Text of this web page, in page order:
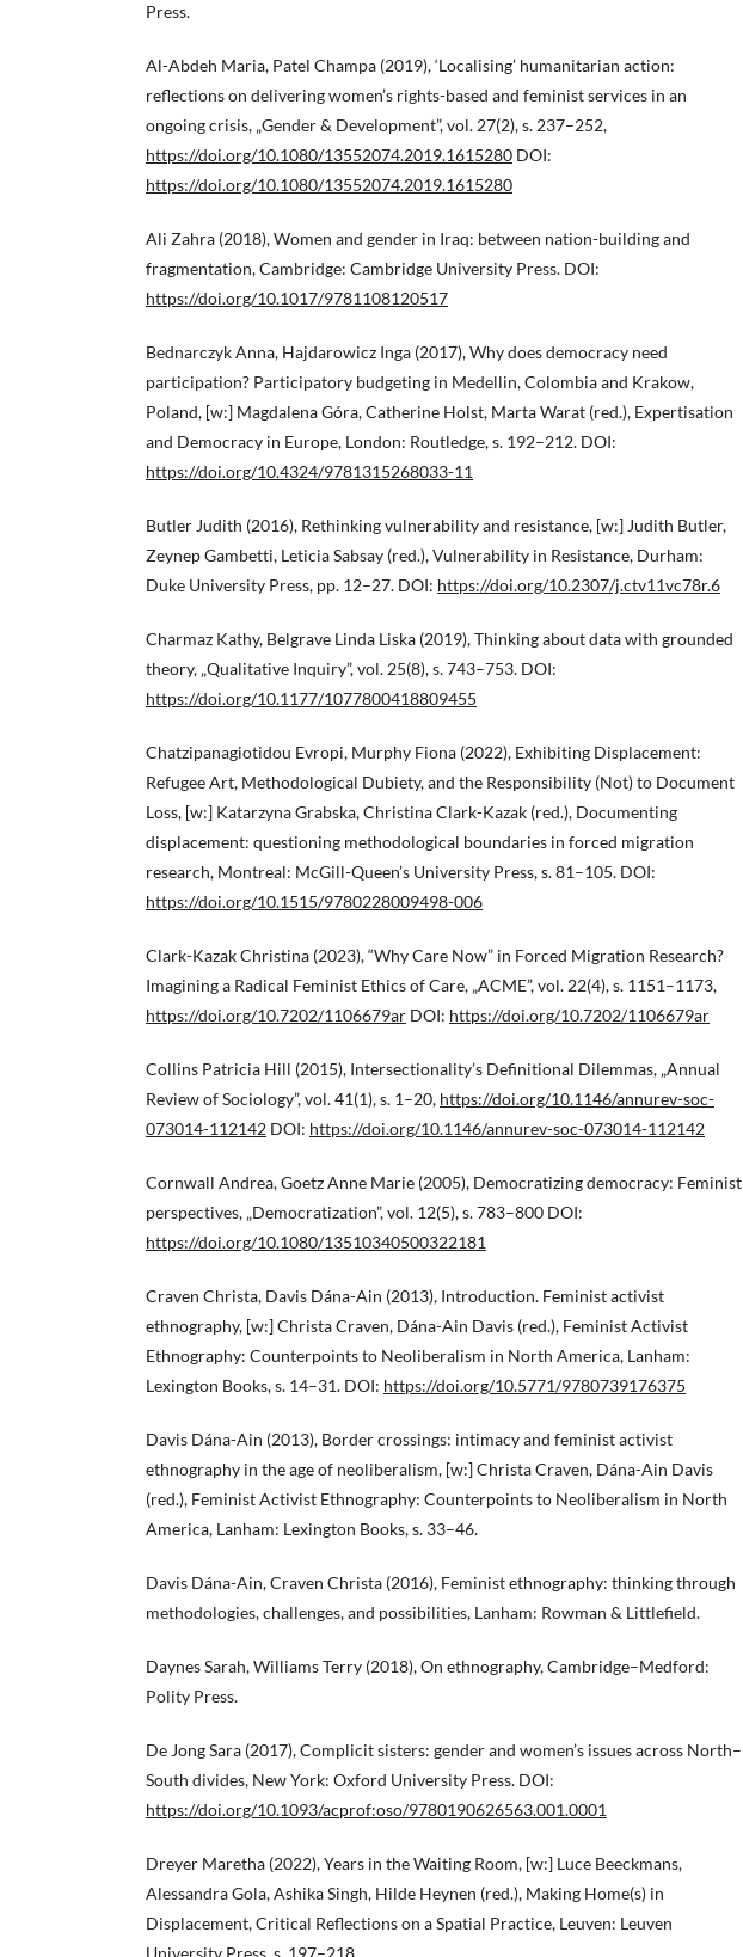
Press.
Al-Abdeh Maria, Patel Champa (2019), ‘Localising’ humanitarian action:
reflections on delivering women’s rights-based and feminist services in an
ongoing crisis, „Gender & Development”, vol. 27(2), s. 237–252,
https://doi.org/10.1080/13552074.2019.1615280 DOI:
https://doi.org/10.1080/13552074.2019.1615280
Ali Zahra (2018), Women and gender in Iraq: between nation-building and
fragmentation, Cambridge: Cambridge University Press. DOI:
https://doi.org/10.1017/9781108120517
Bednarczyk Anna, Hajdarowicz Inga (2017), Why does democracy need
participation? Participatory budgeting in Medellin, Colombia and Krakow,
Poland, [w:] Magdalena Góra, Catherine Holst, Marta Warat (red.), Expertisation
and Democracy in Europe, London: Routledge, s. 192–212. DOI:
https://doi.org/10.4324/9781315268033-11
Butler Judith (2016), Rethinking vulnerability and resistance, [w:] Judith Butler,
Zeynep Gambetti, Leticia Sabsay (red.), Vulnerability in Resistance, Durham:
Duke University Press, pp. 12–27. DOI: https://doi.org/10.2307/j.ctv11vc78r.6
Charmaz Kathy, Belgrave Linda Liska (2019), Thinking about data with grounded
theory, „Qualitative Inquiry”, vol. 25(8), s. 743–753. DOI:
https://doi.org/10.1177/1077800418809455
Chatzipanagiotidou Evropi, Murphy Fiona (2022), Exhibiting Displacement:
Refugee Art, Methodological Dubiety, and the Responsibility (Not) to Document
Loss, [w:] Katarzyna Grabska, Christina Clark-Kazak (red.), Documenting
displacement: questioning methodological boundaries in forced migration
research, Montreal: McGill-Queen’s University Press, s. 81–105. DOI:
https://doi.org/10.1515/9780228009498-006
Clark-Kazak Christina (2023), “Why Care Now” in Forced Migration Research?
Imagining a Radical Feminist Ethics of Care, „ACME”, vol. 22(4), s. 1151–1173,
https://doi.org/10.7202/1106679ar DOI: https://doi.org/10.7202/1106679ar
Collins Patricia Hill (2015), Intersectionality’s Definitional Dilemmas, „Annual
Review of Sociology”, vol. 41(1), s. 1–20, https://doi.org/10.1146/annurev-soc-
073014-112142 DOI: https://doi.org/10.1146/annurev-soc-073014-112142
Cornwall Andrea, Goetz Anne Marie (2005), Democratizing democracy: Feminist
perspectives, „Democratization”, vol. 12(5), s. 783–800 DOI:
https://doi.org/10.1080/13510340500322181
Craven Christa, Davis Dána-Ain (2013), Introduction. Feminist activist
ethnography, [w:] Christa Craven, Dána-Ain Davis (red.), Feminist Activist
Ethnography: Counterpoints to Neoliberalism in North America, Lanham:
Lexington Books, s. 14–31. DOI: https://doi.org/10.5771/9780739176375
Davis Dána-Ain (2013), Border crossings: intimacy and feminist activist
ethnography in the age of neoliberalism, [w:] Christa Craven, Dána-Ain Davis
(red.), Feminist Activist Ethnography: Counterpoints to Neoliberalism in North
America, Lanham: Lexington Books, s. 33–46.
Davis Dána-Ain, Craven Christa (2016), Feminist ethnography: thinking through
methodologies, challenges, and possibilities, Lanham: Rowman & Littlefield.
Daynes Sarah, Williams Terry (2018), On ethnography, Cambridge–Medford:
Polity Press.
De Jong Sara (2017), Complicit sisters: gender and women’s issues across North–
South divides, New York: Oxford University Press. DOI:
https://doi.org/10.1093/acprof:oso/9780190626563.001.0001
Dreyer Maretha (2022), Years in the Waiting Room, [w:] Luce Beeckmans,
Alessandra Gola, Ashika Singh, Hilde Heynen (red.), Making Home(s) in
Displacement, Critical Reflections on a Spatial Practice, Leuven: Leuven
University Press, s. 197–218.